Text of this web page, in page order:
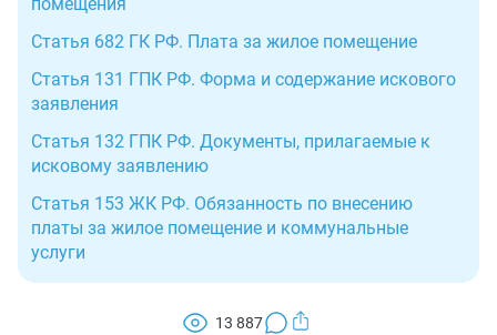
Статья 682 ГК РФ. Плата за жилое помещение
Статья 131 ГПК РФ. Форма и содержание искового
заявления
Статья 132 ГПК РФ. Документы, прилагаемые к
исковому заявлению
Статья 153 ЖК РФ. Обязанность по внесению
платы за жилое помещение и коммунальные
услуги
13 887